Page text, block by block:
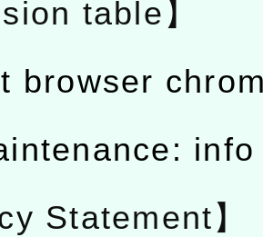
table】
browser
Statement】